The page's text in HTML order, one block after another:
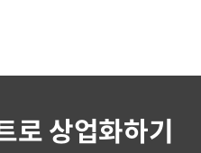
로 상업화하기